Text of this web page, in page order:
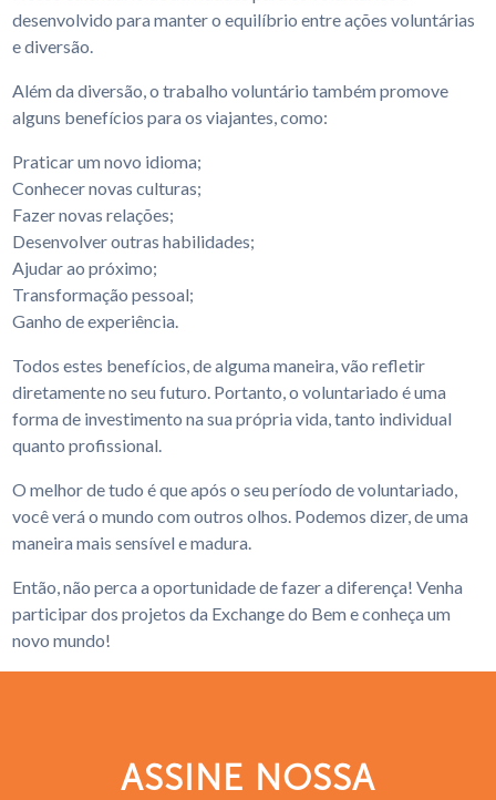
desenvolvido para manter o equilíbrio entre ações voluntárias
e diversão.
Além da diversão, o trabalho voluntário também promove
alguns benefícios para os viajantes, como:
Praticar um novo idioma;
Conhecer novas culturas;
Fazer novas relações;
Desenvolver outras habilidades;
Ajudar ao próximo;
Transformação pessoal;
Ganho de experiência.
Todos estes benefícios, de alguma maneira, vão refletir
diretamente no seu futuro. Portanto, o voluntariado é uma
forma de investimento na sua própria vida, tanto individual
quanto profissional.
O melhor de tudo é que após o seu período de voluntariado,
você verá o mundo com outros olhos. Podemos dizer, de uma
maneira mais sensível e madura.
Então, não perca a oportunidade de fazer a diferença! Venha
participar dos projetos da Exchange do Bem e conheça um
novo mundo!
ASSINE NOSSA